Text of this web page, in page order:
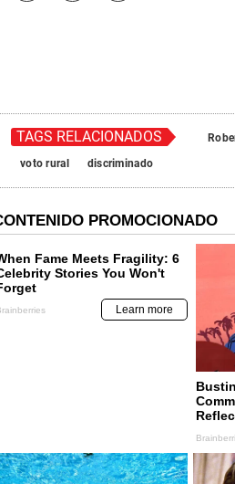
TAGS RELACIONADOS
voto rural
discriminado